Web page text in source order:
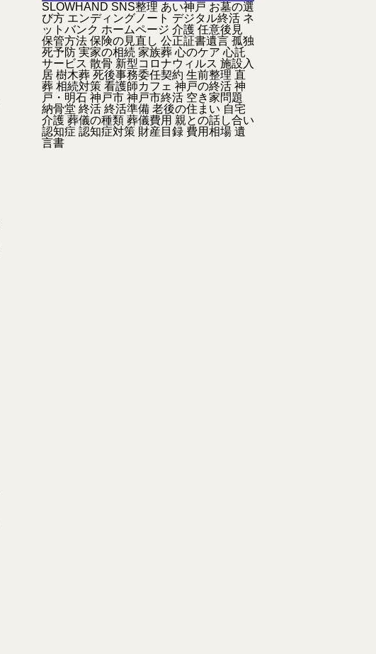
SLOWHAND SNS整理 あい神戸 お墓の選
び方 エンディングノート デジタル終活 ネ
ットバンク ホームページ 介護 任意後見
保管方法 保険の見直し 公正証書遺言 孤独
死予防 実家の相続 家族葬 心のケア 心託
サービス 散骨 新型コロナウィルス 施設入
居 樹木葬 死後事務委任契約 生前整理 直
葬 相続対策 看護師カフェ 神戸の終活 神
戸・明石 神戸市 神戸市終活 空き家問題
納骨堂 終活 終活準備 老後の住まい 自宅
介護 葬儀の種類 葬儀費用 親との話し合い
認知症 認知症対策 財産目録 費用相場 遺
言書